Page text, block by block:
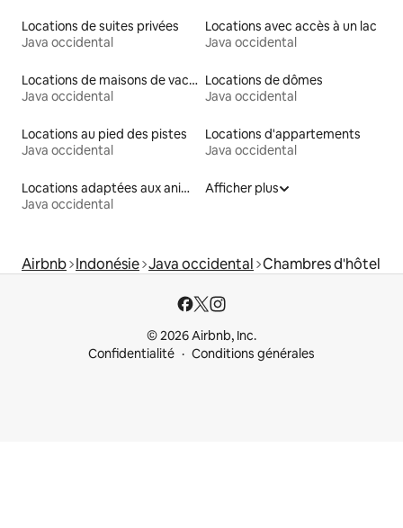
Locations de suites privées
Java occidental
Locations avec accès à un lac
Java occidental
Locations de maisons de vacances
Java occidental
Locations de dômes
Java occidental
Locations au pied des pistes
Java occidental
Locations d'appartements
Java occidental
Locations adaptées aux animaux
Java occidental
Afficher plus
Airbnb Indonésie Java occidental Chambres d'hôtel
© 2026 Airbnb, Inc.
Confidentialité
Conditions générales